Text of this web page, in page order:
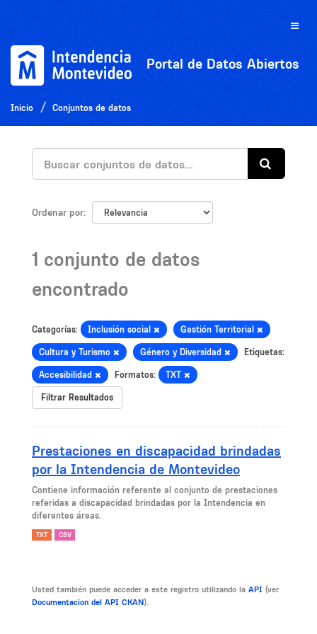
Toggle
Portal de Datos Abiertos
Inicio Conjuntos de datos
Ordenar por
1 conjunto de datos
encontrado
Categorías: Inclusión social Gestión Territorial
Cultura y Turismo Género y Diversidad Etiquetas:
Accesibilidad Formatos: TXT
Filtrar Resultados
Prestaciones en discapacidad brindadas
por la Intendencia de Montevideo
Contiene información referente al conjunto de prestaciones
referidas a discapacidad brindadas por la Intendencia en
diferentes áreas.
TXT CSV
Usted también puede acceder a este registro utilizando la API (ver
Documentacion del API CKAN).